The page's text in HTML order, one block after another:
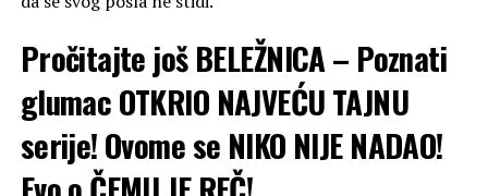
Pročitajte jošBELEŽNICA – Poznati
glumac OTKRIO NAJVEĆU TAJNU
serije! Ovome se NIKO NIJE NADAO!